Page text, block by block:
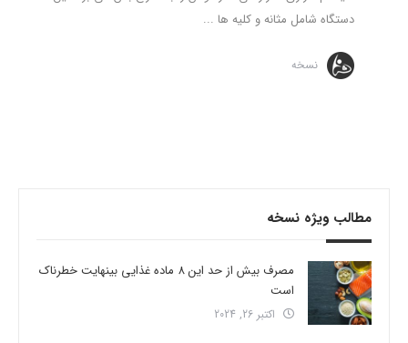
دستگاه شامل مثانه و کلیه ها ...
نسخه
مطالب ویژه نسخه
مصرف بیش از حد این 8 ماده غذایی بینهایت خطرناک
است
اکتبر 26, 2024